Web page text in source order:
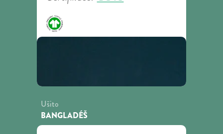
Ušito
BANGLADÉŠ